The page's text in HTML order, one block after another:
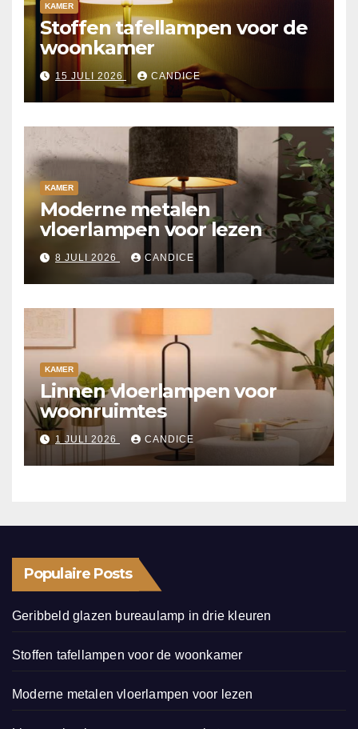
KAMER
Stoffen tafellampen voor de
woonkamer
15 JULI 2026 CANDICE
KAMER
Moderne metalen
vloerlampen voor lezen
8 JULI 2026 CANDICE
KAMER
Linnen vloerlampen voor
woonruimtes
1 JULI 2026 CANDICE
Populaire Posts
Geribbeld glazen bureaulamp in drie kleuren
Stoffen tafellampen voor de woonkamer
Moderne metalen vloerlampen voor lezen